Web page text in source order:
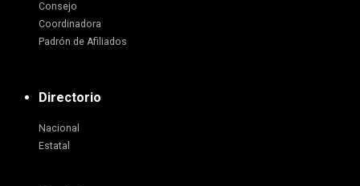
Consejo
Coordinadora
Padrón de Afiliados
Directorio
Nacional
Estatal